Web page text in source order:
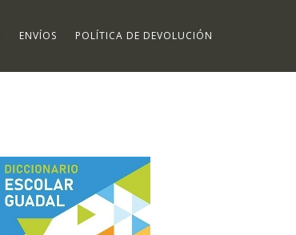
ENVÍOS POLÍTICA DE DEVOLUCIÓN